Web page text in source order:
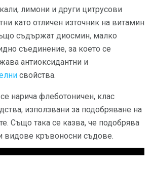
лимони и други цитрусови
като отличен източник на витамин
съдържат диосмин, малко
съединение, за което се
антиоксидантни и
свойства.
нарича флеботоничен, клас
използвани за подобряване на
Също така се казва, че подобрява
видове кръвоносни съдове.